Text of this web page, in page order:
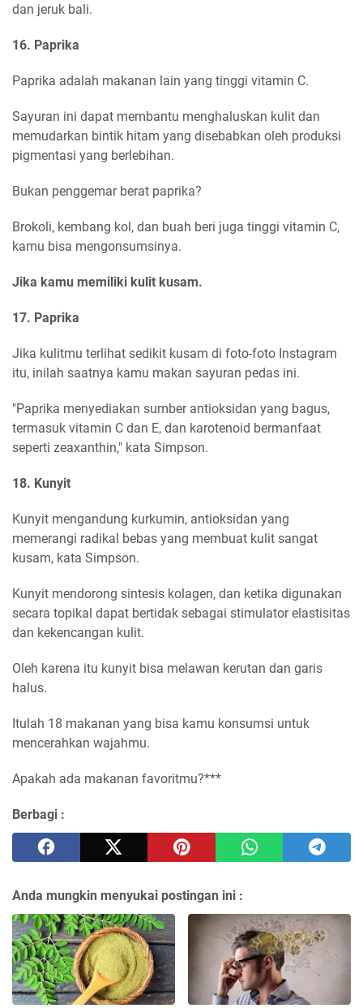
dan jeruk bali.
16. Paprika
Paprika adalah makanan lain yang tinggi vitamin C.
Sayuran ini dapat membantu menghaluskan kulit dan
memudarkan bintik hitam yang disebabkan oleh produksi
pigmentasi yang berlebihan.
Bukan penggemar berat paprika?
Brokoli, kembang kol, dan buah beri juga tinggi vitamin C,
kamu bisa mengonsumsinya.
Jika kamu memiliki kulit kusam.
17. Paprika
Jika kulitmu terlihat sedikit kusam di foto-foto Instagram
itu, inilah saatnya kamu makan sayuran pedas ini.
"Paprika menyediakan sumber antioksidan yang bagus,
termasuk vitamin C dan E, dan karotenoid bermanfaat
seperti zeaxanthin," kata Simpson.
18. Kunyit
Kunyit mengandung kurkumin, antioksidan yang
memerangi radikal bebas yang membuat kulit sangat
kusam, kata Simpson.
Kunyit mendorong sintesis kolagen, dan ketika digunakan
secara topikal dapat bertidak sebagai stimulator elastisitas
dan kekencangan kulit.
Oleh karena itu kunyit bisa melawan kerutan dan garis
halus.
Itulah 18 makanan yang bisa kamu konsumsi untuk
mencerahkan wajahmu.
Apakah ada makanan favoritmu?***
Berbagi :
Anda mungkin menyukai postingan ini :